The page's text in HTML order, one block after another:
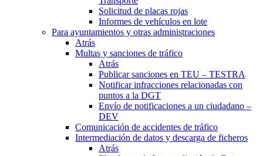
Solicitud de placas rojas
Informes de vehículos en lote
Para ayuntamientos y otras administraciones
Atrás
Multas y sanciones de tráfico
Atrás
Publicar sanciones en TEU – TESTRA
Notificar infracciones relacionadas con
puntos a la DGT
Envío de notificaciones a un ciudadano –
DEV
Comunicación de accidentes de tráfico
Intermediación de datos y descarga de ficheros
Atrás